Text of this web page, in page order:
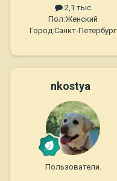
2,1 тыс
Пол:Женский
Город:Санкт-Петербург
nkostya
Пользователи.